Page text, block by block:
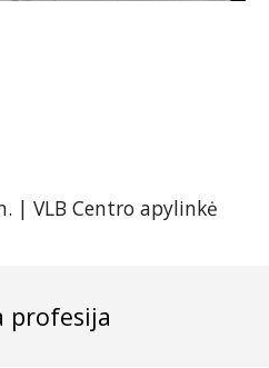
| VLB Centro apylinkė
profesija